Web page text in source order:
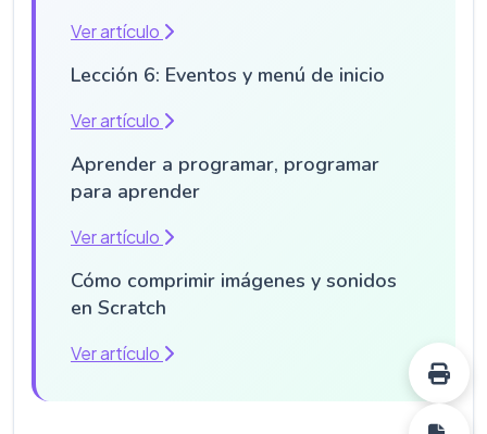
Ver artículo
Lección 6: Eventos y menú de inicio
Ver artículo
Aprender a programar, programar
para aprender
Ver artículo
Cómo comprimir imágenes y sonidos
en Scratch
Ver artículo